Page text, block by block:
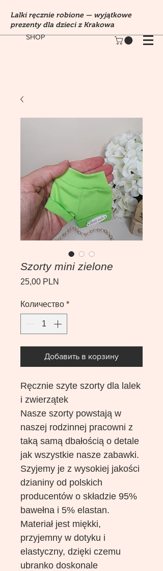
SHOP
Lalki ręcznie robione — wyjątkowe
prezenty dla dzieci z Krakowa
Szorty mini zielone
25,00 PLN
Количество *
Добавить в корзину
Ręcznie szyte szorty dla lalek
i zwierzątek
Nasze szorty powstają w
naszej rodzinnej pracowni z
taką samą dbałością o detale
jak wszystkie nasze zabawki.
Szyjemy je z wysokiej jakości
dzianiny od polskich
producentów o składzie 95%
bawełna i 5% elastan.
Materiał jest miękki,
przyjemny w dotyku i
elastyczny, dzięki czemu
ubranko doskonale